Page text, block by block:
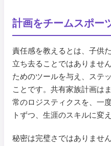
計画をチームスポー
責任感を教えるとは、子供
立ち去ることではありませ
ためのツールを与え、ステ
ことです。共有家族計画
常のロジスティクスを、一
トずつ、生涯のスキルに変
秘密は完璧さではありませ